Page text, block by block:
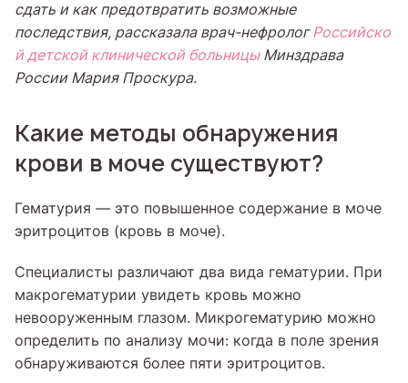
сдать и как предотвратить возможные
последствия, рассказала врач-нефрологРоссийско
й детской клинической больницыМинздрава
России Мария Проскура.
Какие методы обнаружения
крови в моче существуют?
Гематурия — это повышенное содержание в моче
эритроцитов (кровь в моче).
Специалисты различают два вида гематурии. При
макрогематурии увидеть кровь можно
невооруженным глазом. Микрогематурию можно
определить по анализу мочи: когда в поле зрения
обнаруживаются более пяти эритроцитов.